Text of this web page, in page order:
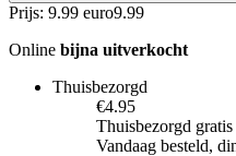
Prijs: 9.99 euro9.99
Online bijna uitverkocht
Thuisbezorgd
€4.95
Thuisbezorgd
Vandaag besteld,